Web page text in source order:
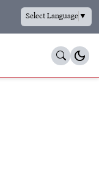
Select Language▼